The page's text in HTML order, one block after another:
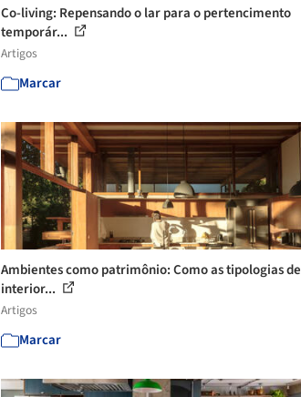
Co-living: Repensando o lar para o pertencimento
temporár...
Artigos
Marcar
Ambientes como patrimônio: Como as tipologias de
interior...
Artigos
Marcar